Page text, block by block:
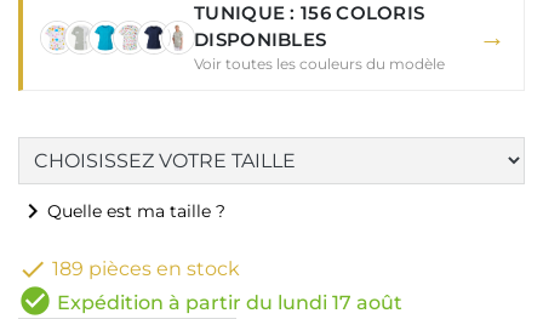
TUNIQUE : 156 COLORIS
DISPONIBLES
Voir toutes les couleurs du modèle
→
chevron_right Quelle est ma taille ?
 189 pièces en stock
check_circle Expédition à partir du lundi 17 août